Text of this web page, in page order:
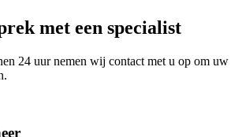
met een specialist
24 uur nemen wij contact met u op om uw